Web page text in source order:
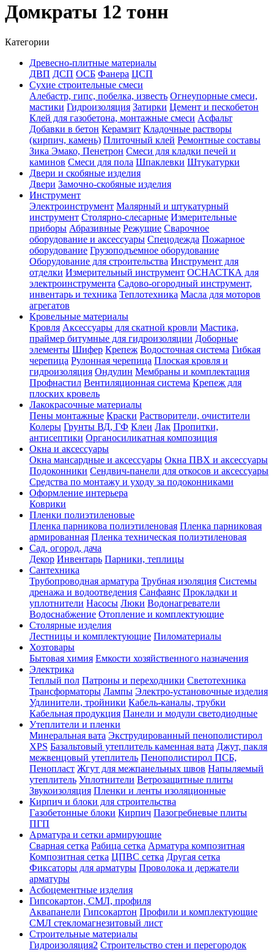
Домкраты 12 тонн
Категории
Древесно-плитные материалы
ДВП ДСП ОСБ Фанера ЦСП
Сухие строительные смеси
Алебастр, гипс, побелка, известь Огнеупорные смеси,
мастики Гидроизоляция Затирки Цемент и пескобетон
Клей для газобетона, монтажные смеси Асфальт
Добавки в бетон Керамзит Кладочные растворы
(кирпич, камень) Плиточный клей Ремонтные составы
Зика Эмако, Пенетрон Смеси для кладки печей и
каминов Смеси для пола Шпаклевки Штукатурки
Двери и скобяные изделия
Двери Замочно-скобяные изделия
Инструмент
Электроинструмент Малярный и штукатурный
инструмент Столярно-слесарные Измерительные
приборы Абразивные Режущие Сварочное
оборудование и аксессуары Спецодежда Пожарное
оборудование Грузоподъемное оборудование
Оборудование для строительства Инструмент для
отделки Измерительный инструмент ОСНАСТКА для
электроинструмента Садово-огородный инструмент,
инвентарь и техника Теплотехника Масла для моторов
агрегатов
Кровельные материалы
Кровля Аксессуары для скатной кровли Мастика,
праймер битумные для гидроизоляции Доборные
элементы Шифер Крепеж Водосточная система Гибкая
черепица Рулонная черепица Плоская кровля и
гидроизоляция Ондулин Мембраны и комплектация
Профнастил Вентиляционная система Крепеж для
плоских кровель
Лакокрасочные материалы
Пены монтажные Краски Растворители, очистители
Колеры Грунты ВД, ГФ Клеи Лак Пропитки,
антисептики Органосиликатная композиция
Окна и аксессуары
Окна мансардные и аксессуары Окна ПВХ и аксессуары
Подоконники Сендвич-панели для откосов и аксессуары
Средства по монтажу и уходу за подоконниками
Оформление интерьера
Коврики
Пленки полиэтиленовые
Пленка парникова полиэтиленовая Пленка парниковая
армированная Пленка техническая полиэтиленовая
Сад, огород, дача
Декор Инвентарь Парники, теплицы
Сантехника
Трубопроводная арматура Трубная изоляция Системы
дренажа и водоотведения Санфаянс Прокладки и
уплотнители Насосы Люки Водонагреватели
Водоснабжение Отопление и комплектующие
Столярные изделия
Лестницы и комплектующие Пиломатериалы
Хозтовары
Бытовая химия Емкости хозяйственного назначения
Электрика
Теплый пол Патроны и переходники Светотехника
Трансформаторы Лампы Электро-установочные изделия
Удлинители, тройники Кабель-каналы, трубки
Кабельная продукция Панели и модули светодиодные
Утеплители и пленки
Минеральная вата Экструдированный пенополистирол
XPS Базальтовый утеплитель каменная вата Джут, пакля
межвенцовый утеплитель Пенополистирол ПСБ,
Пенопласт Жгут для межпанельных швов Напыляемый
утеплитель Уплотнители Ветрозащитные плиты
Звукоизоляция Пленки и ленты изоляционные
Кирпич и блоки для строительства
Газобетонные блоки Кирпич Пазогребневые плиты
ПГП
Арматура и сетки армирующие
Сварная сетка Рабица сетка Арматура композитная
Композитная сетка ЦПВС сетка Другая сетка
Фиксаторы для арматуры Проволока и держатели
арматуры
Асбоцементные изделия
Гипсокартон, СМЛ, профиля
Аквапанели Гипсокартон Профили и комплектующие
СМЛ стекломагнезитовый лист
Строительные материалы
Гидроизоляция2 Строительство стен и перегородок